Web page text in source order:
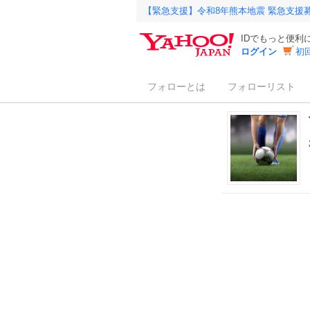
【緊急支援】令和8年熊本地震 緊急支援
IDでもっと便利
ログイン
初
フォローとは フォローリスト